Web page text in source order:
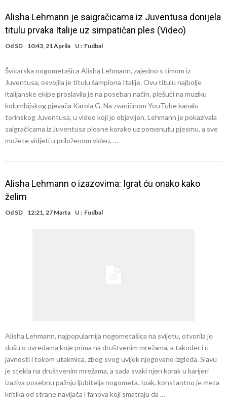
Alisha Lehmann je saigračicama iz Juventusa donijela
titulu prvaka Italije uz simpatičan ples (Video)
Od SD 10:43, 21 Aprila U : Fudbal
Švicarska nogometašica Alisha Lehmann, zajedno s timom iz
Juventusa, osvojila je titulu šampiona Italije. Ovu titulu najbolje
italijanske ekipe proslavila je na poseban način, plešući na muziku
kolumbijskog pjevača Karola G. Na zvaničnom YouTube kanalu
torinskog Juventusa, u video koji je objavljen, Lehmann je pokazivala
saigračicama iz Juventusa plesne korake uz pomenutu pjesmu, a sve
možete vidjeti u priloženom videu. …
Alisha Lehmann o izazovima: Igrat ću onako kako
želim
Od SD 12:21, 27 Marta U : Fudbal
Alisha Lehmann, najpopularnija nogometašica na svijetu, otvorila je
dušu o uvredama koje prima na društvenim mrežama, a također i u
javnosti i tokom utakmica, zbog svog uvijek njegovano izgleda. Slavu
je stekla na društvenim mrežama, a sada svaki njen korak u karijeri
izaziva posebnu pažnju ljubitelja nogometa. Ipak, konstantno je meta
kritika od strane navijača i fanova koji smatraju da …